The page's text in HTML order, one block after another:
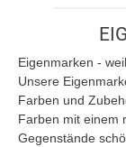
Eigenmarken -
Unsere
Farben und
Farben mit einem
Gegenstände